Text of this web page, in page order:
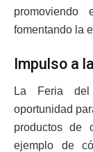
fomentando la
Impulso a
La Feria del
oportunidad
productos de
ejemplo de